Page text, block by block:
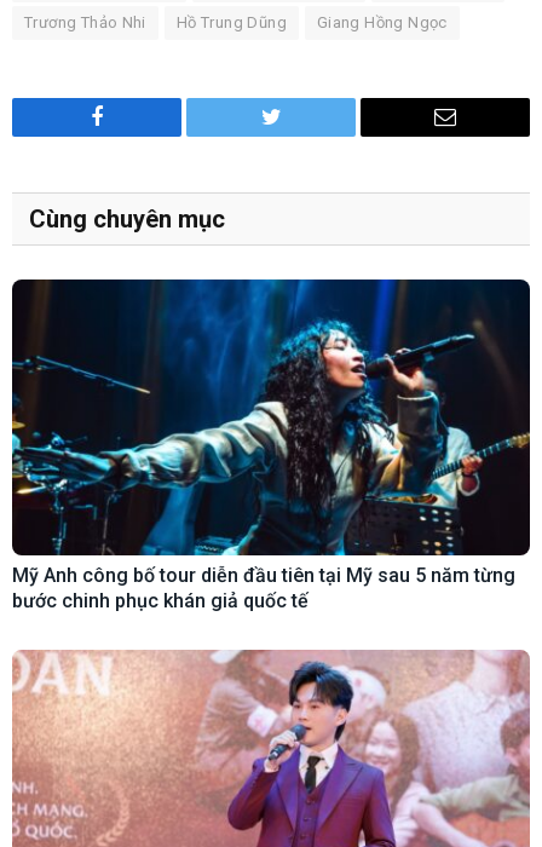
Trương Thảo Nhi Hồ Trung Dũng Giang Hồng Ngọc
Facebook Twitter Email
Cùng chuyên mục
Mỹ Anh công bố tour diễn đầu tiên tại Mỹ sau 5 năm từng
bước chinh phục khán giả quốc tế